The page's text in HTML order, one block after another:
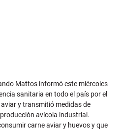
Mattos informó este miércoles
sanitaria en todo el país por el
y transmitió medidas de
avícola industrial.
carne aviar y huevos y que